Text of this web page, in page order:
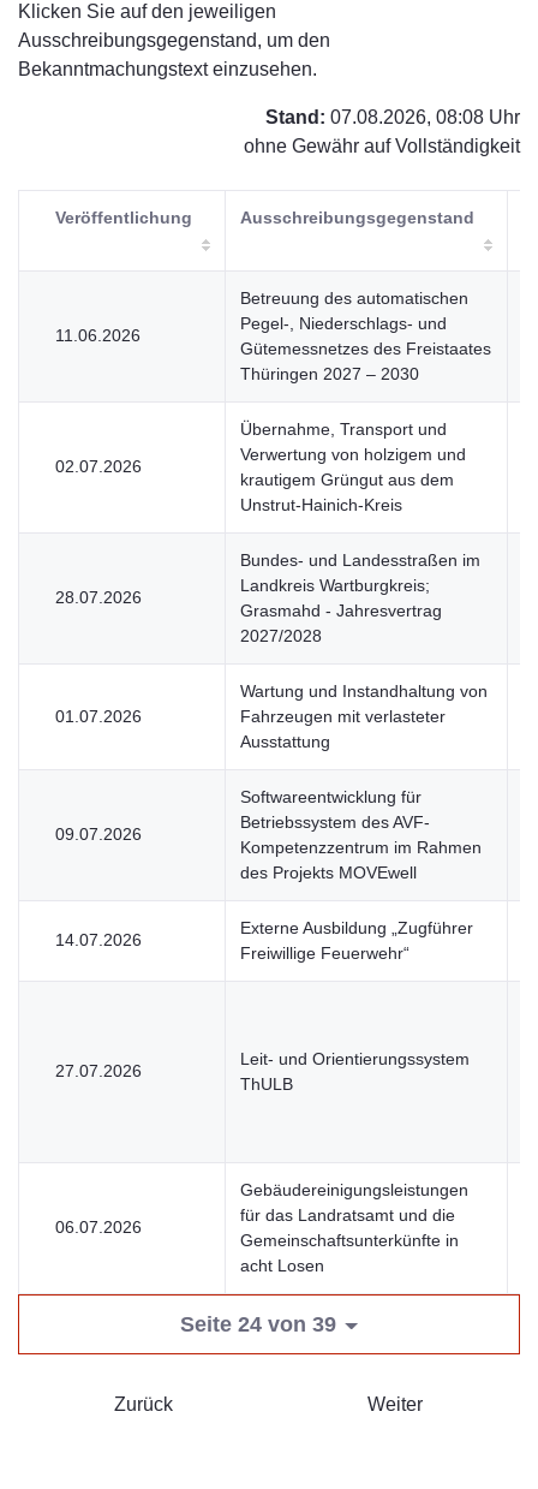
Klicken Sie auf den jeweiligen
Ausschreibungsgegenstand, um den
Bekanntmachungstext einzusehen.
Stand: 07.08.2026, 08:08 Uhr
ohne Gewähr auf Vollständigkeit
Veröffentlichung Ausschreibungsgegenstand
11.06.2026
Betreuung des automatischen
Pegel-, Niederschlags- und
Gütemessnetzes des Freistaates
Thüringen 2027 – 2030
02.07.2026
Übernahme, Transport und
Verwertung von holzigem und
krautigem Grüngut aus dem
Unstrut-Hainich-Kreis
28.07.2026
Bundes- und Landesstraßen im
Landkreis Wartburgkreis;
Grasmahd - Jahresvertrag
2027/2028
01.07.2026
Wartung und Instandhaltung von
Fahrzeugen mit verlasteter
Ausstattung
09.07.2026
Softwareentwicklung für
Betriebssystem des AVF-
Kompetenzzentrum im Rahmen
des Projekts MOVEwell
14.07.2026
Externe Ausbildung „Zugführer
Freiwillige Feuerwehr“
27.07.2026
Leit- und Orientierungssystem
ThULB
06.07.2026
Gebäudereinigungsleistungen
für das Landratsamt und die
Gemeinschaftsunterkünfte in
acht Losen
Seite 24 von 39
Zurück Weiter